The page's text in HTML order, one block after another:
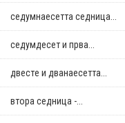
седумнаесетта седница...
седумдесет и прва...
двестe и дванаесетта...
втора седница -...